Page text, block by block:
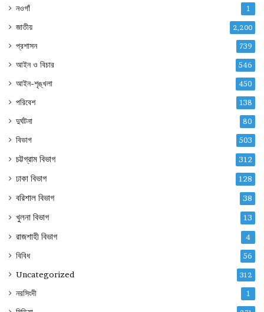
নওগাঁ 1
জাতীয় 2,200
প্রশাসন 739
আইন ও বিচার 546
আইন-শৃঙ্খলা 450
পরিবেশ 138
দুর্ঘটনা 80
বিভাগ 503
চট্টগ্রাম বিভাগ 312
ঢাকা বিভাগ 128
বরিশাল বিভাগ 38
খুলনা বিভাগ 13
রাজশাহী বিভাগ 4
বিবিধ 56
Uncategorized 312
নরসিংদী 1